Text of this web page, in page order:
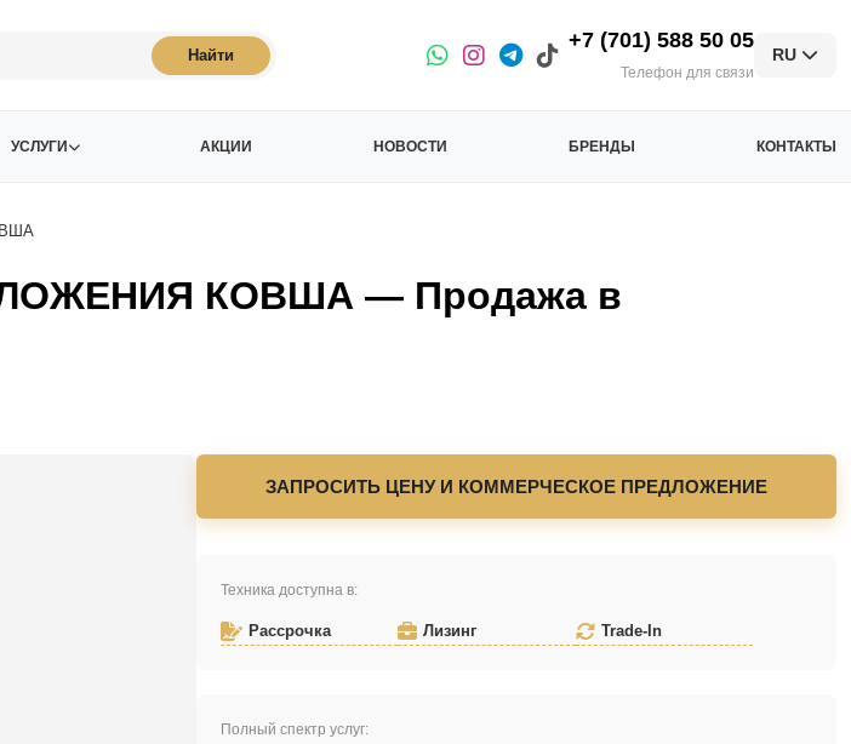
Найти
+7 (701) 588 50 05
Телефон для связи
RU
УСЛУГИ АКЦИИ НОВОСТИ БРЕНДЫ КОНТАКТЫ
КОВША — Продажа в
ЗАПРОСИТЬ ЦЕНУ И КОММЕРЧЕСКОЕ ПРЕДЛОЖЕНИЕ
Техника доступна в:
Рассрочка Лизинг Trade-In
Полный спектр услуг: